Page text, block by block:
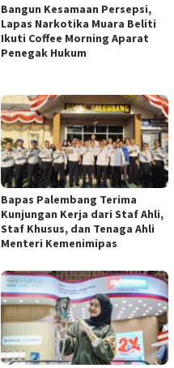
Bangun Kesamaan Persepsi,
Lapas Narkotika Muara Beliti
Ikuti Coffee Morning Aparat
Penegak Hukum
Bapas Palembang Terima
Kunjungan Kerja dari Staf Ahli,
Staf Khusus, dan Tenaga Ahli
Menteri Kemenimipas